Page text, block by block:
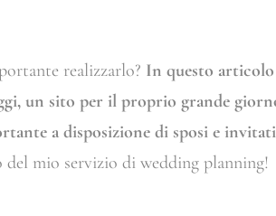
realizzarlo? In questo articolo
un sito per il proprio grande
a disposizione di sposi e invitati
mio servizio di wedding planning!